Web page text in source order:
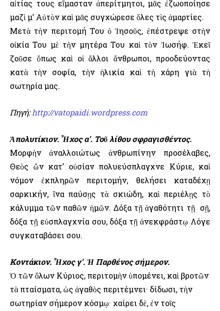
αἰτίας τους εἴμασταν ἀπερίτμητοι, μᾶς ἐζωοποίησε
μαζὶ μ’ Αὐτὸν καὶ μᾶς συγχώρεσε ὅλες τὶς ἁμαρτίες.
Μετὰ τὴν περιτομή Του ὁ Ἰησοῦς, ἐπέστρεψε στὴν
οἰκία Του μὲ τὴν μητέρα Του καὶ τὸν Ἰωσήφ. Ἐκεῖ
ζοῦσε ὅπως καὶ οἱ ἄλλοι ἄνθρωποι, προοδεύοντας
κατὰ τὴν σοφία, τὴν ἡλικία καὶ τὴ χάρη γιὰ τὴ
σωτηρία μας.
Πηγή:http://vatopaidi.wordpress.com
Ἀπολυτίκιον. Ἦχος α’. Τοῦ λίθου σφραγισθέντος.
Μορφὴν ἀναλλοιώτως ἀνθρωπίνην προσέλαβες,
Θεὸς ὢν κατ’ οὐσίαν πολυεύσπλαγχνε Κύριε, καὶ
νόμον ἐκπληρῶν περιτομήν, θελήσει καταδέχῃ
σαρκικήν, ἵνα παύσῃς τὰ σκιώδη, καὶ περιέλῃς τὸ
κάλυμμα τῶν παθῶν ἡμῶν. Δόξα τῇ ἀγαθότητι τῇ σῇ,
δόξα τῇ εὐσπλαγχνία σου, δόξα τῇ ἀνεκφράστῳ Λόγε
συγκαταβάσει σου.
Κοντάκιον. Ἦχος γ’. Ἡ Παρθένος σήμερον.
Ὁ τῶν ὅλων Κύριος, περιτομὴν ὑπομένει, καὶ βροτῶν
τὰ πταίσματα, ὡς ἀγαθὸς περιτέμνει· δίδωσι, τὴν
σωτηρίαν σήμερον κόσμῳ· χαίρει δὲ, ἐν τοῖς